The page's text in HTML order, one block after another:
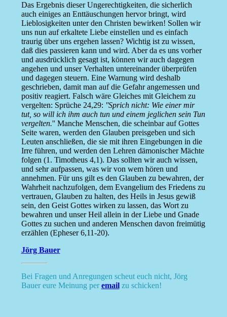
Das Ergebnis dieser Ungerechtigkeiten, die sicherlich
auch einiges an Enttäuschungen hervor bringt, wird
Lieblosigkeiten unter den Christen bewirken! Sollen wir
uns nun auf erkaltete Liebe einstellen und es einfach
traurig über uns ergehen lassen? Wichtig ist zu wissen,
daß dies passieren kann und wird. Aber da es uns vorher
und ausdrücklich gesagt ist, können wir auch dagegen
angehen und unser Verhalten untereinander überprüfen
und dagegen steuern. Eine Warnung wird deshalb
geschrieben, damit man auf die Gefahr angemessen und
positiv reagiert. Falsch wäre Gleiches mit Gleichem zu
vergelten: Sprüche 24,29: ''Sprich nicht: Wie einer mir
tut, so will ich ihm auch tun und einem jeglichen sein Tun
vergelten.'' Manche Menschen, die scheinbar auf Gottes
Seite waren, werden den Glauben preisgeben und sich
Leuten anschließen, die sie mit ihren Eingebungen in die
Irre führen, und werden den Lehren dämonischer Mächte
folgen (1. Timotheus 4,1). Das sollten wir auch wissen,
und sehr aufpassen, was wir von wem hören und
annehmen. Für uns gilt es den Glauben zu bewahren, der
Wahrheit nachzufolgen, dem Evangelium des Friedens zu
vertrauen, Glauben zu halten, des Heils in Jesus gewiß
sein, den Geist Gottes wirken zu lassen, das Wort zu
bewahren und unser Heil allein in der Liebe und Gnade
Gottes zu suchen und anderen Menschen davon freimütig
erzählen (Epheser 6,11-20).
Jörg Bauer
Bei Fragen und Anregungen scheut euch nicht, Jörg
Bauer eure Meinung peremailzu schicken!